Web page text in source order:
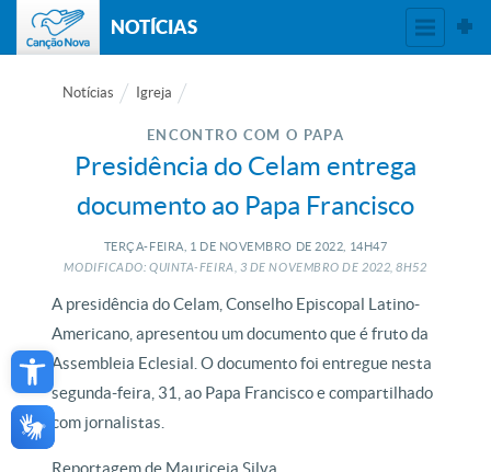
Open toolbar
NOTÍCIAS
Notícias Igreja
ENCONTRO COM O PAPA
Presidência do Celam entrega
documento ao Papa Francisco
TERÇA-FEIRA, 1 DE NOVEMBRO DE 2022, 14H47
MODIFICADO: QUINTA-FEIRA, 3 DENOVEMBRO DE2022, 8H52
A presidência do Celam, Conselho Episcopal Latino-
Americano, apresentou um documento que é fruto da
Assembleia Eclesial. O documento foi entregue nesta
segunda-feira, 31, ao Papa Francisco e compartilhado
com jornalistas.
Reportagem de Mauriceia Silva